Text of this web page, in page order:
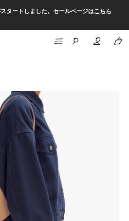
タートしました。セールページはこちら